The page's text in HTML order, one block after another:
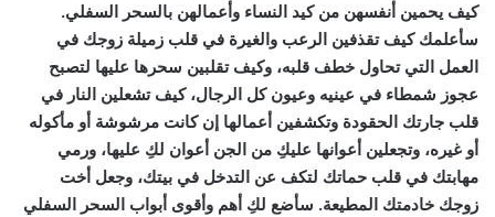
كيف يحمين أنفسهن من كيد النساء وأعمالهن بالسحر السفلي.
سأعلمك كيف تقذفين الرعب والغيرة في قلب زميلة زوجك في
العمل التي تحاول خطف قلبه، وكيف تقلبين سحرها عليها لتصبح
عجوز شمطاء في عينيه وعيون كل الرجال، كيف تشعلين النار في
قلب جارتك الحقودة وتكشفين أعمالها إن كانت مرشوشة أو مأكوله
أو غيره، وتجعلين أعوانها عليكِ من الجن أعوان لكِ عليها، ورمي
مهابتك في قلب حماتك لتكف عن التدخل في بيتك، وجعل أخت
زوجك خادمتك المطيعة. سأضع لكِ أهم وأقوى أبواب السحر السفلي